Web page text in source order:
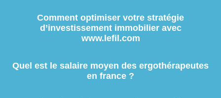
Comment optimiser votre stratégie
d’investissement immobilier avec
www.lefil.com
Quel est le salaire moyen des ergothérapeutes
en france ?